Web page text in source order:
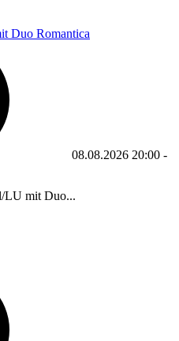
Duo Romantica
08.08.2026 20:00 -
LU mit Duo...